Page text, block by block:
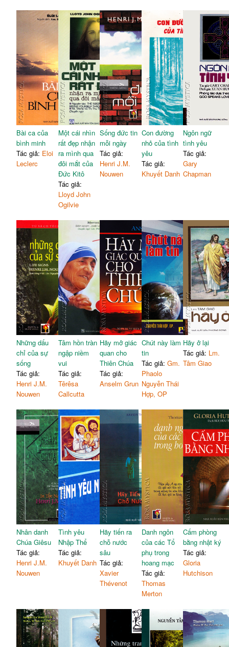
Bài ca của
bình minh
Tác giả: Eloi
Leclerc
Một cái nhìn
rất đẹp nhận
ra mình qua
đôi mắt của
Đức Kitô
Tác giả:
Lloyd John
Ogilvie
Sống đức tin
mỗi ngày
Tác giả:
Henri J.M.
Nouwen
Con đường
nhỏ của tình
yêu
Tác giả:
Khuyết Danh
Ngôn ngữ
tình yêu
Tác giả:
Gary
Chapman
Những dấu
chỉ của sự
sống
Tác giả:
Henri J.M.
Nouwen
Tâm hồn tràn
ngập niềm
vui
Tác giả:
Têrêsa
Callcutta
Hãy mở giác
quan cho
Thiên Chúa
Tác giả:
Anselm Grun
Chút này làm
tin
Tác giả: Gm.
Phaolo
Nguyễn Thái
Hợp, OP
Hãy ở lại
Tác giả: Lm.
Tâm Giao
Nhân danh
Chúa Giêsu
Tác giả:
Henri J.M.
Nouwen
Tình yêu
Nhập Thể
Tác giả:
Khuyết Danh
Hãy tiến ra
chỗ nước
sâu
Tác giả:
Xavier
Thévenot
Danh ngôn
của các Tổ
phụ trong
hoang mạc
Tác giả:
Thomas
Merton
Cấm phòng
bằng nhật ký
Tác giả:
Gloria
Hutchison